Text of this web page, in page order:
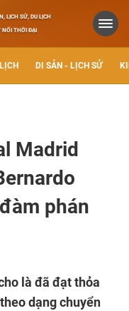
LỊCH SỬ, DU LỊCH
NỐI THỜI ĐẠI
DI SẢN - LỊCH SỬ
Madrid
phán
là đã đạt thỏa
dạng chuyển